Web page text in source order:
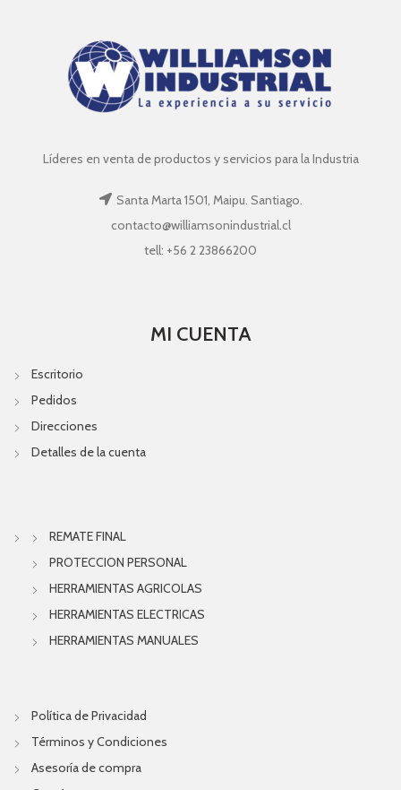
Líderes en venta de productos y servicios para la Industria
Santa Marta 1501, Maipu. Santiago.
contacto@williamsonindustrial.cl
tell: +56 2 23866200
MI CUENTA
Escritorio
Pedidos
Direcciones
Detalles de la cuenta
REMATE FINAL
PROTECCION PERSONAL
HERRAMIENTAS AGRICOLAS
HERRAMIENTAS ELECTRICAS
HERRAMIENTAS MANUALES
Política de Privacidad
Términos y Condiciones
Asesoría de compra